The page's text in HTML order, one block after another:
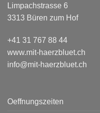
Limpachstrasse 6
3313 Büren zum Hof
+41 31 767 88 44
www.mit-haerzbluet.ch
info@mit-haerzbluet.ch
Oeffnungszeiten